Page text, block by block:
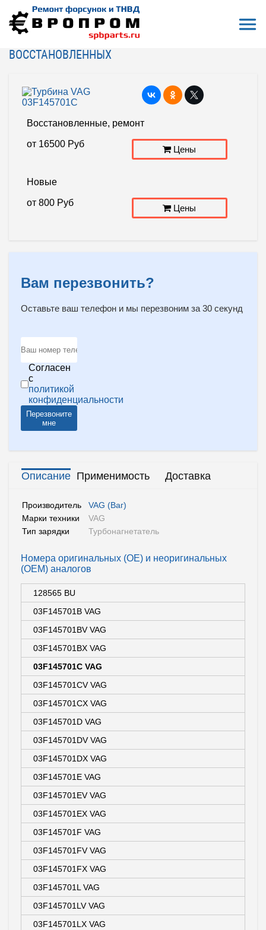
На главную Турбина VAG 03F145701C
ТУРБИНА VAG 03F145701C - ЦЕНЫ РЕМОНТА И
ВОССТАНОВЛЕННЫХ
Восстановленные, ремонт
от 16500 Руб
Цены
Новые
от 800 Руб
Цены
Вам перезвонить?
Оставьте ваш телефон и мы перезвоним за 30 секунд
Согласен
с
политикой
конфиденциальности
Перезвоните
мне
Описание Применимость Доставка
Производитель
VAG (Ваг)
Марки техники
VAG
Тип зарядки
Турбонагнетатель
Номера оригинальных (OE) и неоригинальных
(OEM) аналогов
128565 BU
03F145701B VAG
03F145701BV VAG
03F145701BX VAG
03F145701C VAG
03F145701CV VAG
03F145701CX VAG
03F145701D VAG
03F145701DV VAG
03F145701DX VAG
03F145701E VAG
03F145701EV VAG
03F145701EX VAG
03F145701F VAG
03F145701FV VAG
03F145701FX VAG
03F145701L VAG
03F145701LV VAG
03F145701LX VAG